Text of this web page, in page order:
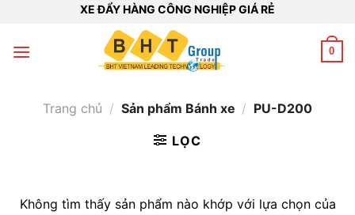
nội
XE ĐẨY HÀNG CÔNG NGHIỆP GIÁ RẺ
0
Trang chủ / Sản phẩm Bánh xe / PU-D200
LỌC
Không tìm thấy sản phẩm nào khớp với lựa chọn của